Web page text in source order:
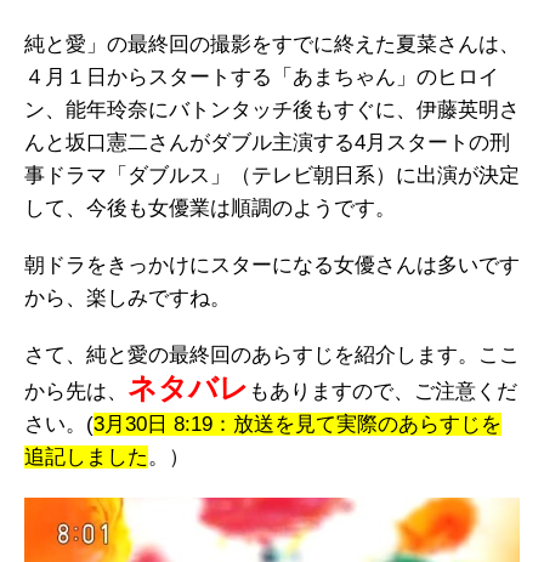
純と愛」の最終回の撮影をすでに終えた夏菜さんは、
４月１日からスタートする「あまちゃん」のヒロイ
ン、能年玲奈にバトンタッチ後もすぐに、伊藤英明さ
んと坂口憲二さんがダブル主演する4月スタートの刑
事ドラマ「ダブルス」（テレビ朝日系）に出演が決定
して、今後も女優業は順調のようです。
朝ドラをきっかけにスターになる女優さんは多いです
から、楽しみですね。
さて、純と愛の最終回のあらすじを紹介します。ここ
から先は、 ネタバレ もありますので、ご注意くだ
さい。(3月30日 8:19：放送を見て実際のあらすじを
追記しました。）